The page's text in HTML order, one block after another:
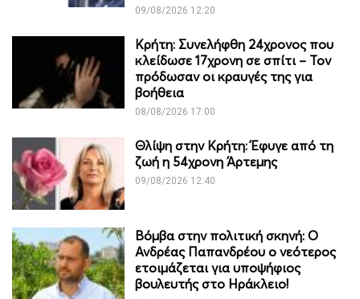
09/08/2026 12:20
Κρήτη: Συνελήφθη 24χρονος που
κλείδωσε 17χρονη σε σπίτι – Τον
πρόδωσαν οι κραυγές της για
βοήθεια
08/08/2026 17:00
Θλίψη στην Κρήτη: Έφυγε από τη
ζωή η 54χρονη Άρτεμης
09/08/2026 12:40
Βόμβα στην πολιτική σκηνή: Ο
Ανδρέας Παπανδρέου ο νεότερος
ετοιμάζεται για υποψήφιος
βουλευτής στο Ηράκλειο!